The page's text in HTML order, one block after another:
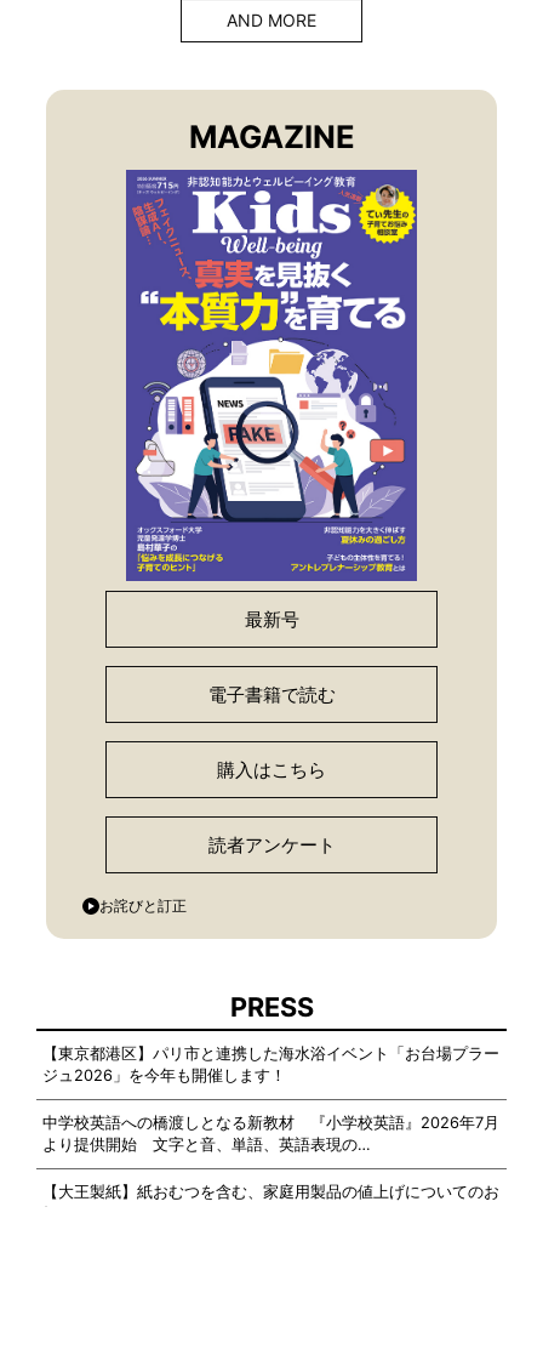
AND MORE
MAGAZINE
最新号
電子書籍で読む
購入はこちら
読者アンケート
お詫びと訂正
PRESS
【東京都港区】パリ市と連携した海水浴イベント「お台場プラー
ジュ2026」を今年も開催します！
中学校英語への橋渡しとなる新教材 『小学校英語』2026年7月
より提供開始 文字と音、単語、英語表現の…
【大王製紙】紙おむつを含む、家庭用製品の値上げについてのお
知らせ